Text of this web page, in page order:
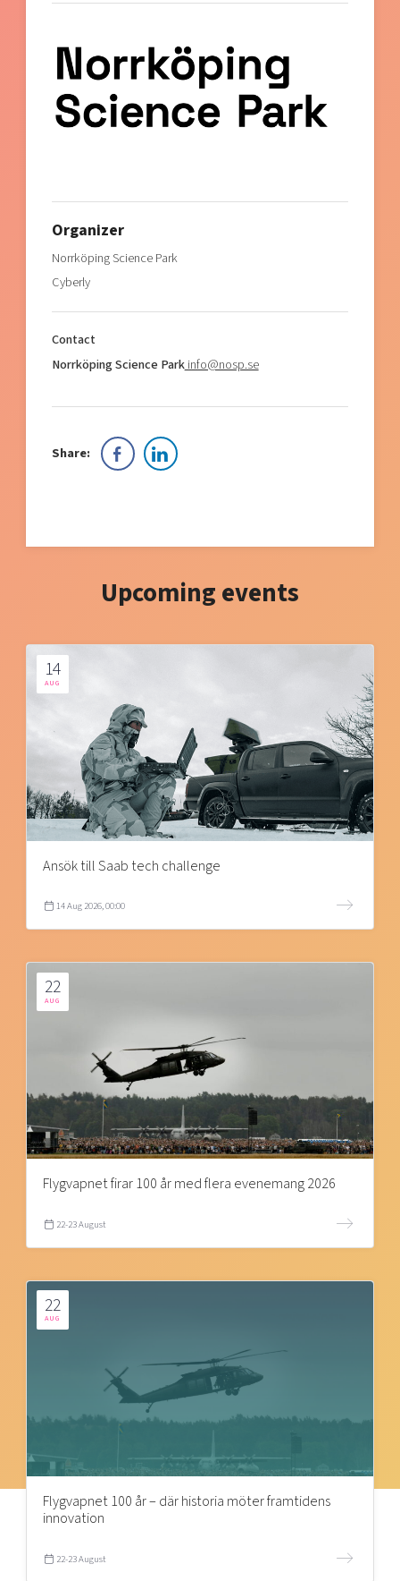
Organizer
Norrköping Science Park
Cyberly
Contact
Norrköping Science Parkinfo@nosp.se
Share:
Upcoming events
14
AUG
Ansök till Saab tech challenge
14 Aug 2026, 00:00
22
AUG
Flygvapnet firar 100 år med flera evenemang 2026
22-23 August
22
AUG
Flygvapnet 100 år – där historia möter framtidens
innovation
22-23 August